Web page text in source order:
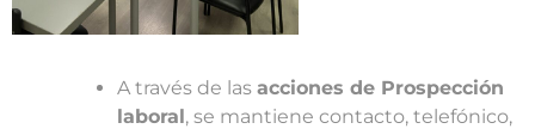
A través de las acciones de Prospección
laboral, se mantiene contacto, telefónico,